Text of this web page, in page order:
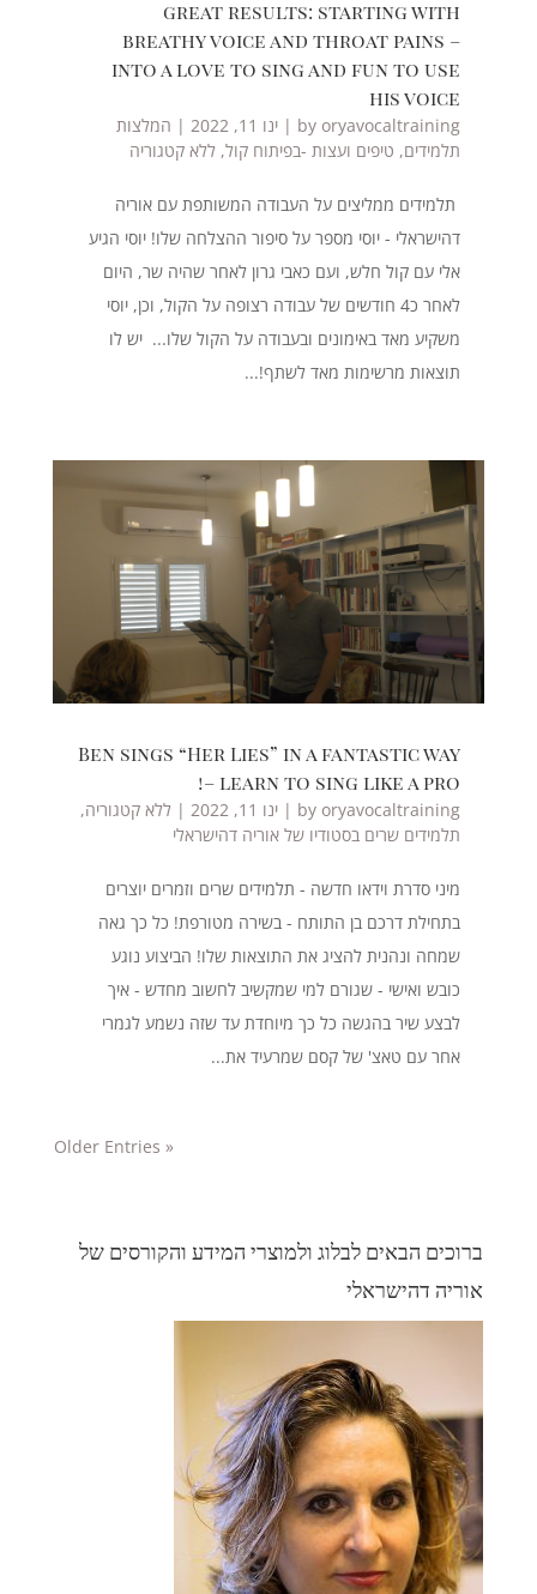
great results: starting with
breathy voice and throat pains –
into a love to sing and fun to use
his voice
by oryavocaltraining
| ינו 11, 2022 | המלצות
תלמידים, טיפים ועצות -בפיתוח קול, ללא קטגוריה
תלמידים ממליצים על העבודה המשותפת עם אוריה
דהישראלי - יוסי מספר על סיפור ההצלחה שלו! יוסי הגיע
אלי עם קול חלש, ועם כאבי גרון לאחר שהיה שר, היום
לאחר כ4 חודשים של עבודה רצופה על הקול, וכן, יוסי
משקיע מאד באימונים ובעבודה על הקול שלו... יש לו
תוצאות מרשימות מאד לשתף!...
Ben sings “Her Lies” in a fantastic way
– learn to sing like a pro!
by oryavocaltraining
| ינו 11, 2022 | ללא קטגוריה,
תלמידים שרים בסטודיו של אוריה דהישראלי
מיני סדרת וידאו חדשה - תלמידים שרים וזמרים יוצרים
בתחילת דרכם בן התותח - בשירה מטורפת! כל כך גאה
שמחה ונהנית להציג את התוצאות שלו! הביצוע נוגע
כובש ואישי - שגורם למי שמקשיב לחשוב מחדש - איך
לבצע שיר בהגשה כל כך מיוחדת עד שזה נשמע לגמרי
אחר עם טאצ' של קסם שמרעיד את...
« Older Entries
ברוכים הבאים לבלוג ולמוצרי המידע והקורסים של
אוריה דהישראלי